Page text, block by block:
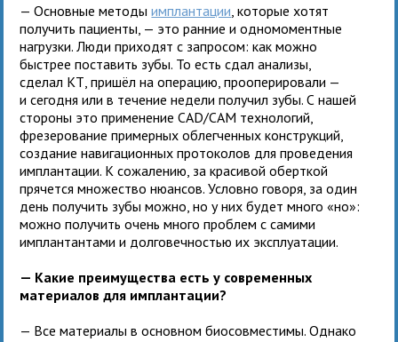
— Основные методыимплантации , которые хотят
получить пациенты, — это ранние и одномоментные
нагрузки. Люди приходят с запросом: как можно
быстрее поставить зубы. То есть сдал анализы,
сделал КТ, пришёл на операцию, прооперировали —
и сегодня или в течение недели получил зубы. С нашей
стороны это применение CAD/CAM технологий,
фрезерование примерных облегченных конструкций,
создание навигационных протоколов для проведения
имплантации. К сожалению, за красивой оберткой
прячется множество нюансов. Условно говоря, за один
день получить зубы можно, но у них будет много «но»:
можно получить очень много проблем с самими
имплантантами и долговечностью их эксплуатации.
— Какие преимущества есть у современных
материалов для имплантации?
— Все материалы в основном биосовместимы. Однако